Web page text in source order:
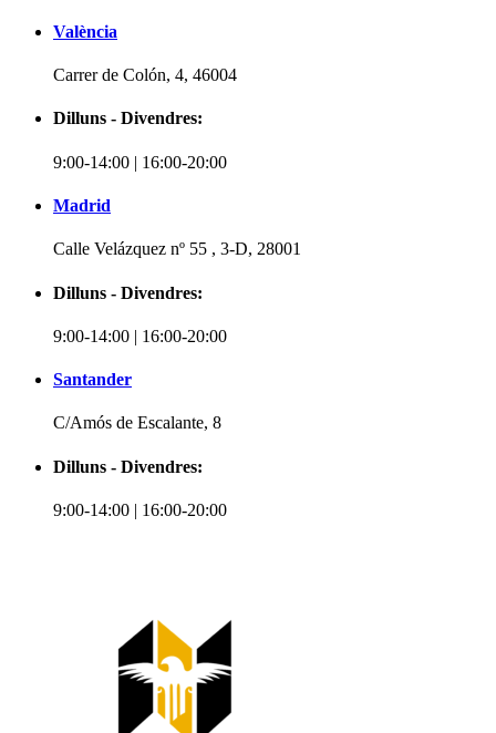
València
Carrer de Colón, 4, 46004
Dilluns - Divendres:
9:00-14:00 | 16:00-20:00
Madrid
Calle Velázquez nº 55 , 3-D, 28001
Dilluns - Divendres:
9:00-14:00 | 16:00-20:00
Santander
C/Amós de Escalante, 8
Dilluns - Divendres:
9:00-14:00 | 16:00-20:00